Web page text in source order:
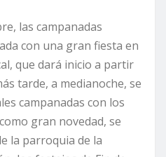
las campanadas
con una gran fiesta en
que dará inicio a partir
tarde, a medianoche, se
campanadas con los
gran novedad, se
la parroquia de la